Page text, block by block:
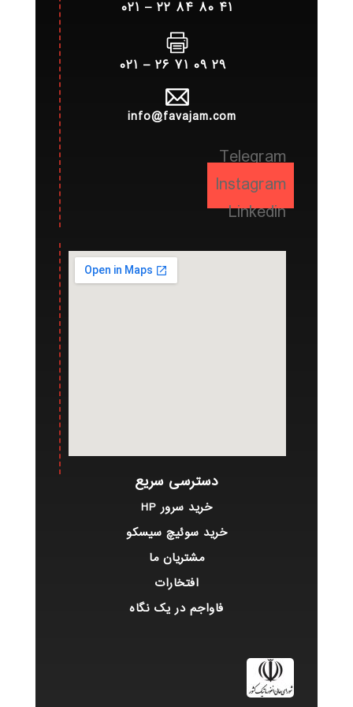
۴۱ ۸۰ ۸۴ ۲۲ – ۰۲۱
۲۹ ۰۹ ۷۱ ۲۶ – ۰۲۱
info@favajam.com
Telegram
Instagram
Linkedin
دسترسی سریع
خرید سرور HP
خرید سوئیچ سیسکو
مشتریان ما
افتخارات
فاواجم در یک نگاه